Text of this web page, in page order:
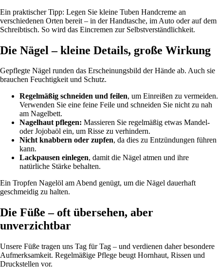
Ein praktischer Tipp: Legen Sie kleine Tuben Handcreme an
verschiedenen Orten bereit – in der Handtasche, im Auto oder auf dem
Schreibtisch. So wird das Eincremen zur Selbstverständlichkeit.
Die Nägel – kleine Details, große Wirkung
Gepflegte Nägel runden das Erscheinungsbild der Hände ab. Auch sie
brauchen Feuchtigkeit und Schutz.
Regelmäßig schneiden und feilen, um Einreißen zu vermeiden.
Verwenden Sie eine feine Feile und schneiden Sie nicht zu nah
am Nagelbett.
Nagelhaut pflegen: Massieren Sie regelmäßig etwas Mandel-
oder Jojobaöl ein, um Risse zu verhindern.
Nicht knabbern oder zupfen, da dies zu Entzündungen führen
kann.
Lackpausen einlegen, damit die Nägel atmen und ihre
natürliche Stärke behalten.
Ein Tropfen Nagelöl am Abend genügt, um die Nägel dauerhaft
geschmeidig zu halten.
Die Füße – oft übersehen, aber
unverzichtbar
Unsere Füße tragen uns Tag für Tag – und verdienen daher besondere
Aufmerksamkeit. Regelmäßige Pflege beugt Hornhaut, Rissen und
Druckstellen vor.